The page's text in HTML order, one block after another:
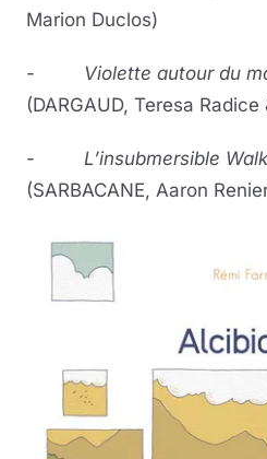
Marion Duclos)
- Violette autour du
(DARGAUD, Teresa
- L’insubmersible
(SARBACANE, Aaron